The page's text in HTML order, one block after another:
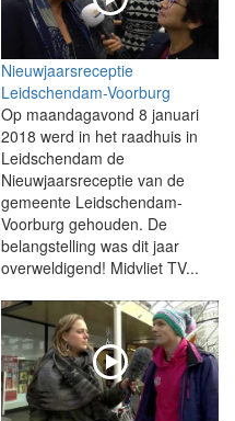
Nieuwjaarsreceptie
Leidschendam-Voorburg
Op maandagavond 8 januari
2018 werd in het raadhuis in
Leidschendam de
Nieuwjaarsreceptie van de
gemeente Leidschendam-
Voorburg gehouden. De
belangstelling was dit jaar
overweldigend! Midvliet TV...